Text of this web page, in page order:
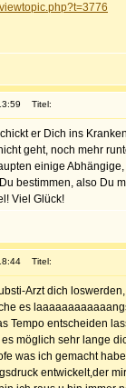
Titel:
er Dich ins
geht, noch mehr
einige
bestimmen, also Du
Viel Glück!
Titel:
Arzt dich
es
Tempo entscheiden
möglich sehr lange
was ich gemacht
entwickelt,der